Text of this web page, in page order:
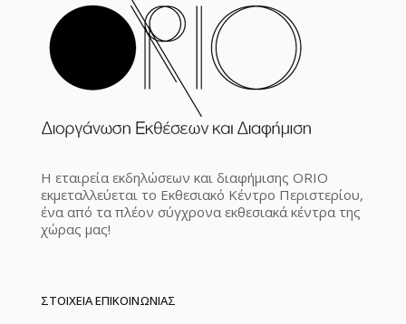
Η εταιρεία εκδηλώσεων και διαφήμισης ORIO
εκμεταλλεύεται το Εκθεσιακό Κέντρο Περιστερίου,
ένα από τα πλέον σύγχρονα εκθεσιακά κέντρα της
χώρας μας!
ΣΤΟΙΧΕΙΑ ΕΠΙΚΟΙΝΩΝΙΑΣ